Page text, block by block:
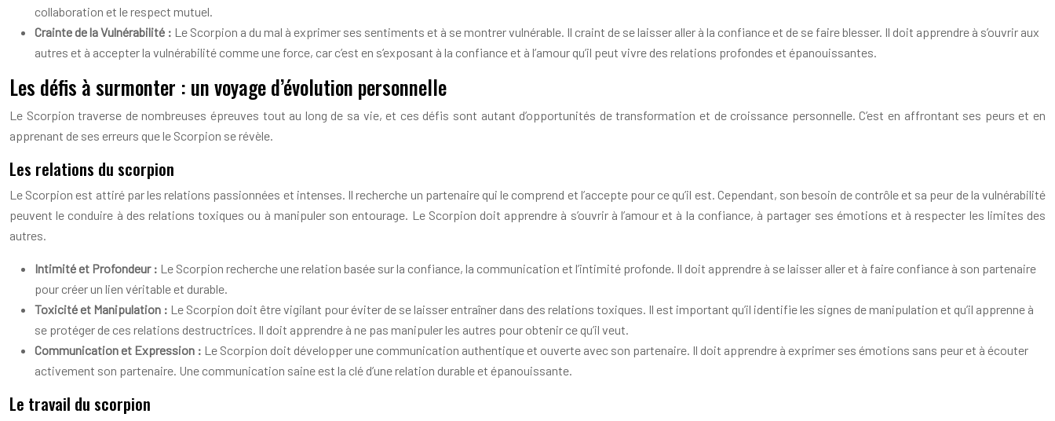
collaboration et le respect mutuel.
Crainte de la Vulnérabilité : Le Scorpion a du mal à exprimer ses sentiments et à se montrer vulnérable. Il craint de se laisser aller à la confiance et de se faire blesser. Il doit apprendre à s’ouvrir aux
autres et à accepter la vulnérabilité comme une force, car c’est en s’exposant à la confiance et à l’amour qu’il peut vivre des relations profondes et épanouissantes.
Les défis à surmonter : un voyage d’évolution personnelle
Le Scorpion traverse de nombreuses épreuves tout au long de sa vie, et ces défis sont autant d’opportunités de transformation et de croissance personnelle. C’est en affrontant ses peurs et en
apprenant de ses erreurs que le Scorpion se révèle.
Les relations du scorpion
Le Scorpion est attiré par les relations passionnées et intenses. Il recherche un partenaire qui le comprend et l’accepte pour ce qu’il est. Cependant, son besoin de contrôle et sa peur de la vulnérabilité
peuvent le conduire à des relations toxiques ou à manipuler son entourage. Le Scorpion doit apprendre à s’ouvrir à l’amour et à la confiance, à partager ses émotions et à respecter les limites des
autres.
Intimité et Profondeur : Le Scorpion recherche une relation basée sur la confiance, la communication et l’intimité profonde. Il doit apprendre à se laisser aller et à faire confiance à son partenaire
pour créer un lien véritable et durable.
Toxicité et Manipulation : Le Scorpion doit être vigilant pour éviter de se laisser entraîner dans des relations toxiques. Il est important qu’il identifie les signes de manipulation et qu’il apprenne à
se protéger de ces relations destructrices. Il doit apprendre à ne pas manipuler les autres pour obtenir ce qu’il veut.
Communication et Expression : Le Scorpion doit développer une communication authentique et ouverte avec son partenaire. Il doit apprendre à exprimer ses émotions sans peur et à écouter
activement son partenaire. Une communication saine est la clé d’une relation durable et épanouissante.
Le travail du scorpion